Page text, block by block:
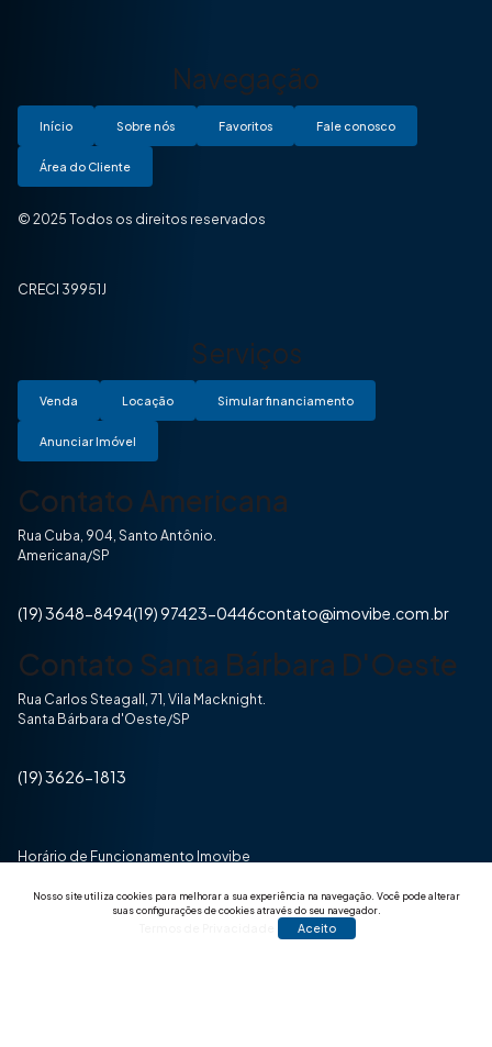
Nosso site utiliza cookies para melhorar a sua experiência na navegação. Você pode alterar
suas configurações de cookies através do seu navegador.
Aceito
Navegação
Início Sobre nós Favoritos Fale conosco
Área do Cliente
© 2025 Todos os direitos reservados
CRECI 39951J
Serviços
Venda Locação Simular financiamento
Anunciar Imóvel
Contato Americana
Rua Cuba, 904, Santo Antônio.
Americana/SP
(19) 3648-8494(19) 97423-0446contato@imovibe.com.br
Contato Santa Bárbara D'Oeste
Rua Carlos Steagall, 71, Vila Macknight.
Santa Bárbara d'Oeste/SP
(19) 3626-1813
Horário de Funcionamento Imovibe
Seg a Sexta das 8hrs às 17h30min